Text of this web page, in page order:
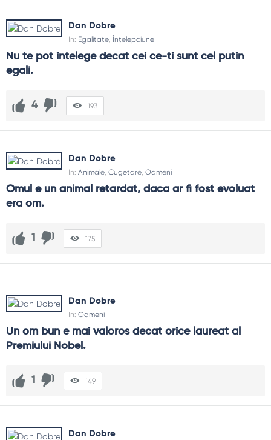
Dan Dobre
In: Egalitate, Înțelepciune
Nu te pot intelege decat cei ce-ti sunt cel putin
egali.
4 193
Dan Dobre
In: Animale, Cugetare, Oameni
Omul e un animal retardat, daca ar fi fost evoluat
era om.
1 175
Dan Dobre
In: Oameni
Un om bun e mai valoros decat orice laureat al
Premiului Nobel.
1 149
Dan Dobre